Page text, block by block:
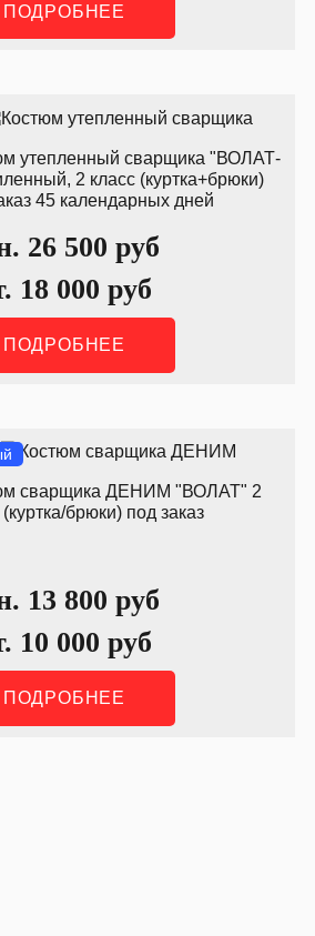
ПОДРОБНЕЕ
утепленный сварщика "ВОЛАТ-
2 класс (куртка+брюки)
45 календарных дней
26 500 руб
18 000 руб
ПОДРОБНЕЕ
сварщика ДЕНИМ "ВОЛАТ" 2
(куртка/брюки) под заказ
13 800 руб
10 000 руб
ПОДРОБНЕЕ